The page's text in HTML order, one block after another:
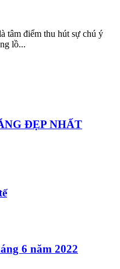
tâm điểm thu hút sự chú ý
lồ...
ĐẸP NHẤT
6 năm 2022